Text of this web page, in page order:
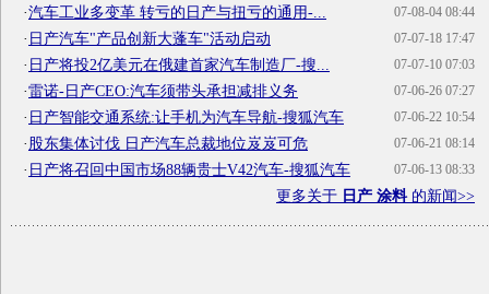
07-08-04 08:44
·汽车工业多变革 转亏的日产与扭亏的通用-...
07-07-18 17:47
· 日产汽车"产品创新大蓬车"活动启动
07-07-10 07:03
· 日产将投2亿美元在俄建首家汽车制造厂-搜...
07-06-26 07:27
·雷诺-日产CEO:汽车须带头承担减排义务
07-06-22 10:54
· 日产智能交通系统:让手机为汽车导航-搜狐汽车
07-06-21 08:14
· 股东集体讨伐 日产汽车总裁地位岌岌可危
07-06-13 08:33
· 日产将召回中国市场88辆贵士V42汽车-搜狐汽车
更多关于 日产 涂料的新闻>>